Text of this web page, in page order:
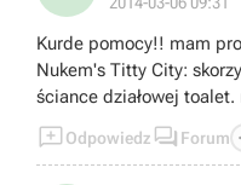
Kurde pomocy!! mam
Nukem's Titty City:
ściance działowej toalet.
Odpowiedz  Forum